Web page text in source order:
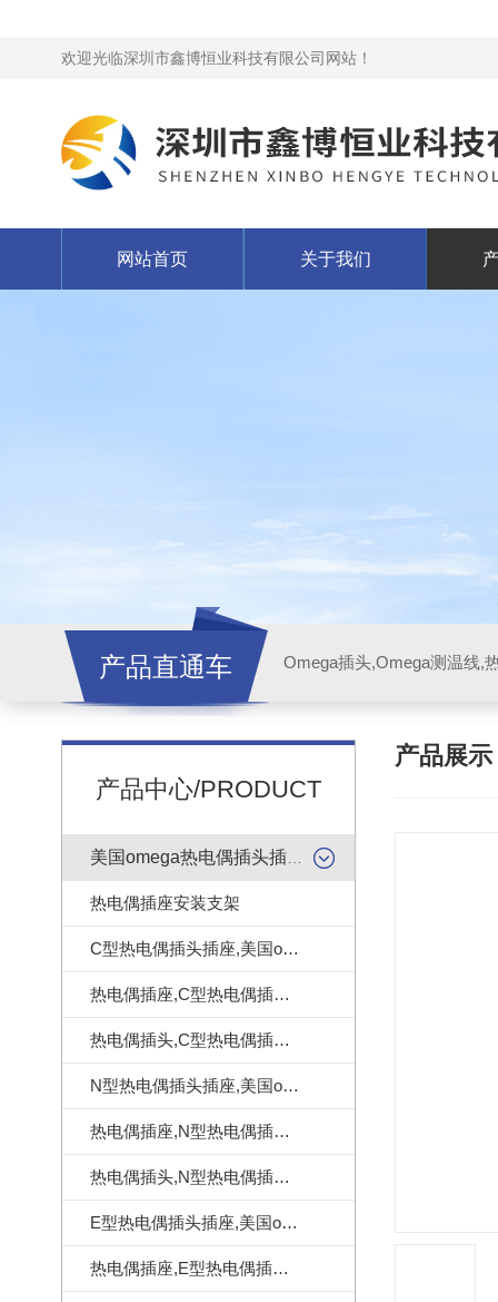
欢迎光临深圳市鑫博恒业科技有限公司网站！
网站首页 关于我们
产品直通车
产品中心/PRODUCT
热电偶插座安装支架
C型热电偶插头插座,美国omega热电偶连接器
热电偶插座,C型热电偶插座|美国omega热电偶插座
热电偶插头,C型热电偶插头|美国omega热电偶插头
N型热电偶插头插座,美国omega热电偶连接器
热电偶插座,N型热电偶插座,美国omega热电偶插座
热电偶插头,N型热电偶插头,美国omega热电偶插头
E型热电偶插头插座,美国omega热电偶连接器
热电偶插座,E型热电偶插座,美国omega热电偶插座
产品展示